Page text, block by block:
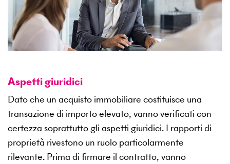
Aspetti giuridici
Dato che un acquisto immobiliare costituisce una
transazione di importo elevato, vanno verificati con
certezza soprattutto gli aspetti giuridici. I rapporti di
proprietà rivestono un ruolo particolarmente
rilevante. Prima di firmare il contratto, vanno